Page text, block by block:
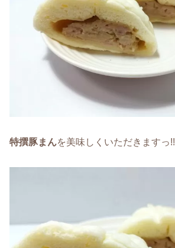
特撰豚まんを美味しくいただきますっ!!